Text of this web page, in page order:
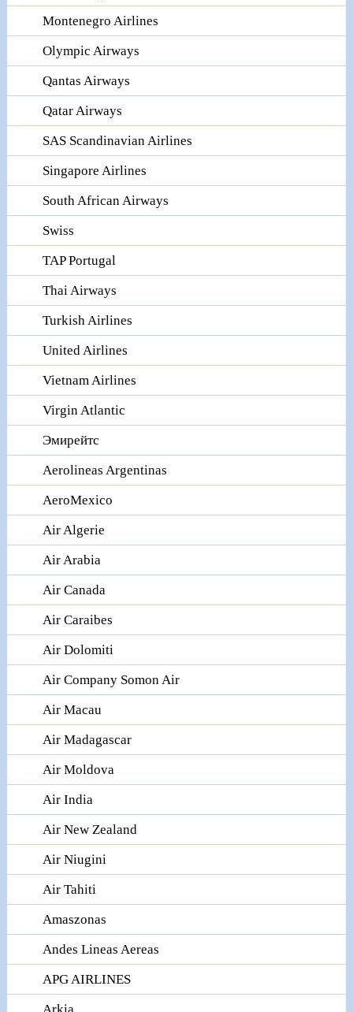
Montenegro Airlines
Olympic Airways
Qantas Airways
Qatar Airways
SAS Scandinavian Airlines
Singapore Airlines
South African Airways
Swiss
TAP Portugal
Thai Airways
Turkish Airlines
United Airlines
Vietnam Airlines
Virgin Atlantic
Эмирейтс
Aerolineas Argentinas
AeroMexico
Air Algerie
Air Arabia
Air Canada
Air Caraibes
Air Dolomiti
Air Company Somon Air
Air Macau
Air Madagascar
Air Moldova
Air India
Air New Zealand
Air Niugini
Air Tahiti
Amaszonas
Andes Lineas Aereas
APG AIRLINES